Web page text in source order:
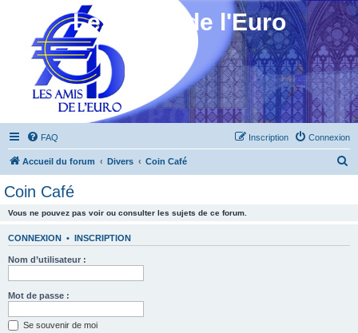
Les Amis de l'Euro
FAQ Connexion
Inscription
Accueil du forum Divers Coin Café
Coin Café
Vous ne pouvez pas voir ou consulter les sujets de ce forum.
CONNEXION • INSCRIPTION
Nom d’utilisateur :
Mot de passe :
Se souvenir de moi